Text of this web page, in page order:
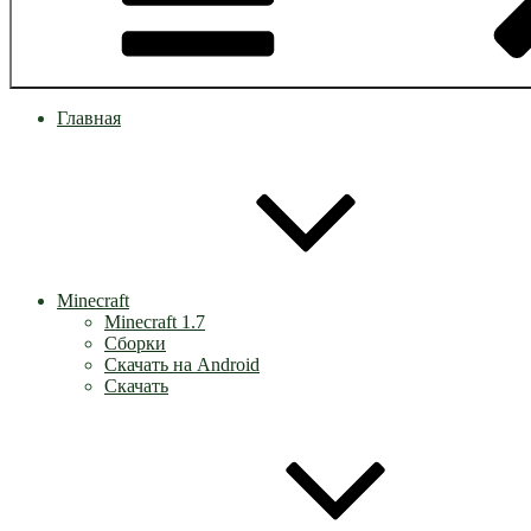
Главная
Minecraft
Minecraft 1.7
Сборки
Скачать на Android
Скачать